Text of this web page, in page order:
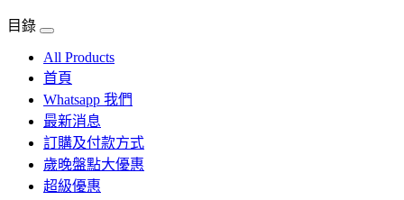
目錄
All Products
首頁
Whatsapp 我們
最新消息
訂購及付款方式
歲晚盤點大優惠
超級優惠